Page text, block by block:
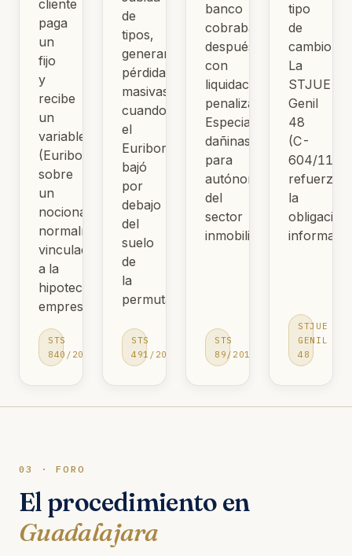
cliente
paga
un
fijo
y
recibe
un
variable
(Euribor)
sobre
un
nocional,
normalmente
vinculado
a la
hipoteca
empresarial.
STS
840/2013
de
tipos,
generaron
pérdidas
masivas
cuando
el
Euribor
bajó
por
debajo
del
suelo
de
la
permuta.
STS
491/2015
banco
cobraba
después
con
liquidaciones
penalizadoras.
Especialmente
dañinas
para
autónomos
del
sector
inmobiliario.
STS
89/2018
tipo
de
cambio.
La
STJUE
Genil
48
(C-
604/11)
refuerza
la
obligación
STJUE
GENIL
48
03 · FORO
El procedimiento en
Guadalajara